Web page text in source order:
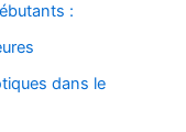
:
dans le